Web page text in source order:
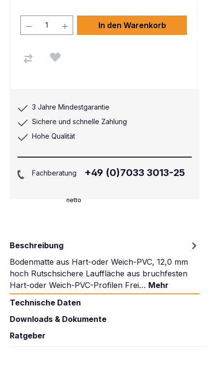
netto
In den Warenkorb
3 Jahre Mindestgarantie
Sichere und schnelle Zahlung
Hohe Qualität
Fachberatung +49 (0)7033 3013-25
Beschreibung
Bodenmatte aus Hart-oder Weich-PVC, 12,0 mm
hoch Rutschsichere Lauffläche aus bruchfesten
Hart-oder Weich-PVC-Profilen Frei… Mehr
Technische Daten
Downloads & Dokumente
Ratgeber